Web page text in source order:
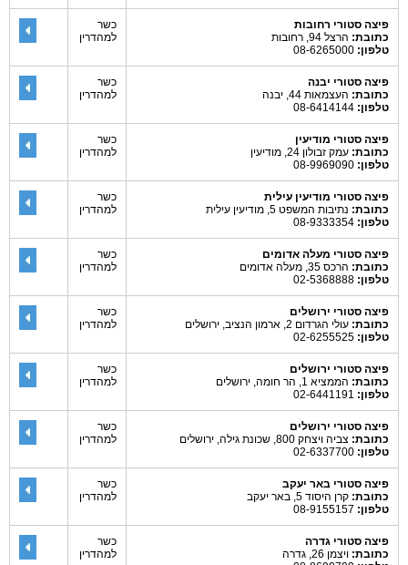
פיצה סטורי רחובות
כתובת: הרצל 94, רחובות
טלפון:
כשר
למהדרין
פיצה סטורי יבנה
כתובת: העצמאות 44, יבנה
טלפון:
כשר
למהדרין
פיצה סטורי מודיעין
כתובת: עמק זבולון 24, מודיעין
טלפון:
כשר
למהדרין
פיצה סטורי מודיעין עילית
כתובת: נתיבות המשפט 5, מודיעין עילית
טלפון:
כשר
למהדרין
פיצה סטורי מעלה אדומים
כתובת: הרכס 35, מעלה אדומים
טלפון:
כשר
למהדרין
פיצה סטורי ירושלים
כתובת: עולי הגרדום 2, ארמון הנציב, ירושלים
טלפון:
כשר
למהדרין
פיצה סטורי ירושלים
כתובת: הממציא 1, הר חומה, ירושלים
טלפון:
כשר
למהדרין
פיצה סטורי ירושלים
כתובת: צביה ויצחק 800, שכונת גילה, ירושלים
טלפון:
כשר
למהדרין
פיצה סטורי באר יעקב
כתובת: קרן היסוד 5, באר יעקב
טלפון:
כשר
למהדרין
פיצה סטורי גדרה
כתובת: ויצמן 26, גדרה
כשר
למהדרין